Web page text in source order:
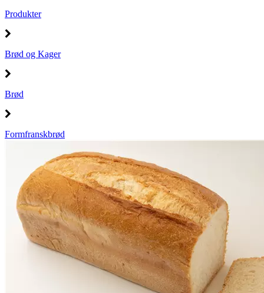
Produkter
Brød og Kager
Brød
Formfranskbrød